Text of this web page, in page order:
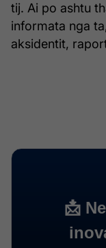
tij. Ai po ashtu
informata nga
aksidentit,